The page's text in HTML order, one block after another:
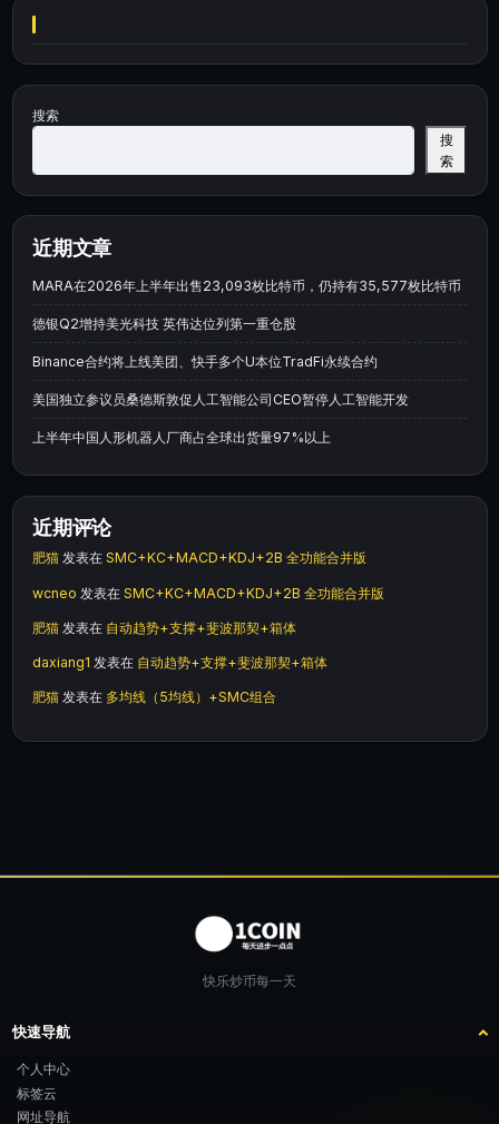
搜索
搜
索
近期文章
MARA在2026年上半年出售23,093枚比特币，仍持有35,577枚比特币
德银Q2增持美光科技 英伟达位列第一重仓股
Binance合约将上线美团、快手多个U本位TradFi永续合约
美国独立参议员桑德斯敦促人工智能公司CEO暂停人工智能开发
上半年中国人形机器人厂商占全球出货量97%以上
近期评论
肥猫 发表在 SMC+KC+MACD+KDJ+2B 全功能合并版
wcneo 发表在 SMC+KC+MACD+KDJ+2B 全功能合并版
肥猫 发表在 自动趋势+支撑+斐波那契+箱体
daxiang1 发表在 自动趋势+支撑+斐波那契+箱体
肥猫 发表在 多均线（5均线）+SMC组合
快乐炒币每一天
快速导航
个人中心
标签云
网址导航